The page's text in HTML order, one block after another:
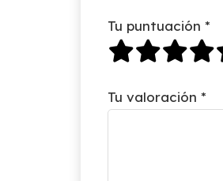
Tu puntuación *
Tu valoración *